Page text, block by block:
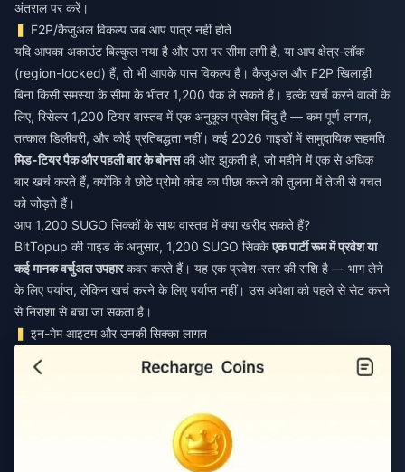
अंतराल पर करें।
F2P/कैजुअल विकल्प जब आप पात्र नहीं होते
यदि आपका अकाउंट बिल्कुल नया है और उस पर सीमा लगी है, या आप क्षेत्र-लॉक
(region-locked) हैं, तो भी आपके पास विकल्प हैं। कैजुअल और F2P खिलाड़ी
बिना किसी समस्या के सीमा के भीतर 1,200 पैक ले सकते हैं। हल्के खर्च करने वालों के
लिए, रिसेलर 1,200 टियर वास्तव में एक अनुकूल प्रवेश बिंदु है — कम पूर्ण लागत,
तत्काल डिलीवरी, और कोई प्रतिबद्धता नहीं। कई 2026 गाइडों में सामुदायिक सहमति
मिड-टियर पैक और पहली बार के बोनसकी ओर झुकती है, जो महीने में एक से अधिक
बार खर्च करते हैं, क्योंकि वे छोटे प्रोमो कोड का पीछा करने की तुलना में तेजी से बचत
को जोड़ते हैं।
आप 1,200 SUGO सिक्कों के साथ वास्तव में क्या खरीद सकते हैं?
BitTopup की गाइड के अनुसार, 1,200 SUGO सिक्केएक पार्टी रूम में प्रवेश या
कई मानक वर्चुअल उपहारकवर करते हैं। यह एक प्रवेश-स्तर की राशि है — भाग लेने
के लिए पर्याप्त, लेकिन खर्च करने के लिए पर्याप्त नहीं। उस अपेक्षा को पहले से सेट करने
से निराशा से बचा जा सकता है।
इन-गेम आइटम और उनकी सिक्का लागत